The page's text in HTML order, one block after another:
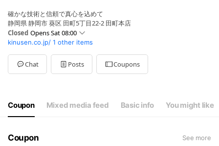
確かな技術と信頼で真心を込めて
静岡県 静岡市 葵区 田町5丁目22-2 田町本店
Closed Opens Sat 08:00
SunClosed
Mon08:00 - 19:00
Tue08:00 - 19:00
Wed08:00 - 19:00
kinusen.co.jp/ 1 other items
Chat Posts Coupons
Coupon Mixed media feed Basic info You might like
Coupon See more